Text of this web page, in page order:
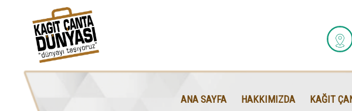
ANA SAYFA HAKKIMIZDA KAĞIT